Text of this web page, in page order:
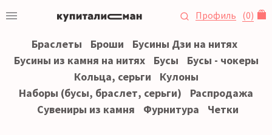
Профиль (0)
Браслеты Броши
Бусины Дзи на нитях
Бусины из камня на нитях
Бусы
Бусы - чокеры
Кольца, серьги
Кулоны
Наборы (бусы, браслет, серьги)
Распродажа
Сувениры из камня
Фурнитура Четки